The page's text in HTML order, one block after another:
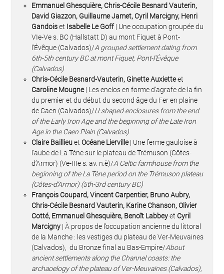
Emmanuel Ghesquière, Chris-Cécile Besnard Vauterin,
David Giazzon, Guillaume Jamet, Cyril Marcigny, Henri
Gandoiset Isabelle Le Goff | Une occupation groupée du
VIe-Ve s. BC (Hallstatt D) au mont Fiquet à Pont-
l’Évêque (Calvados)/A grouped settlement dating from
6th-5th century BC at mont Fiquet, Pont-l’Évêque
(Calvados)
Chris-Cécile Besnard-Vauterin, Ginette Auxietteet
Caroline Mougne | Les enclos en forme d’agrafe de la fin
du premier et du début du second âge du Fer en plaine
de Caen (Calvados)/U-shaped enclosures from the end
of the Early Iron Age and the beginning of the Late Iron
Age in the Caen Plain (Calvados)
Claire Baillieuet Océane Lierville | Une ferme gauloise à
l’aube de La Tène sur le plateau de Trémuson (Côtes-
d’Armor) (Ve-IIIe s. av. n.è)/A Celtic farmhouse from the
beginning of the La Tène period on the Trémuson plateau
(Côtes-d’Armor) (5th-3rd century BC)
François Coupard, Vincent Carpentier, Bruno Aubry,
Chris-Cécile Besnard Vauterin, Karine Chanson, Olivier
Cotté, Emmanuel Ghesquière, Benoît Labbeyet Cyril
Marcigny | À propos de l’occupation ancienne du littoral
de la Manche : les vestiges du plateau de Ver-Meuvaines
(Calvados), du Bronze final au Bas-Empire/About
ancient settlements along the Channel coasts: the
archaoelogy of the plateau of Ver-Meuvaines (Calvados),